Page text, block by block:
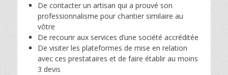
De contacter un artisan qui a prouvé son
professionnalisme pour chantier similaire au
vôtre
De recourir aux services d’une société accréditée
De visiter les plateformes de mise en relation
avec ces prestataires et de faire établir au moins
3 devis